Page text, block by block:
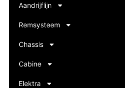
Aandrijflijn
Remsysteem
Chassis
Cabine
Elektra